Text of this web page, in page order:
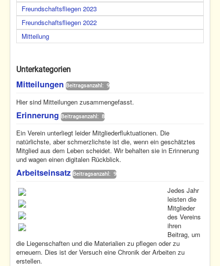
Freundschaftsfliegen 2023
Freundschaftsfliegen 2022
Mitteilung
Unterkategorien
Mitteilungen Beitragsanzahl: 9
Hier sind Mitteilungen zusammengefasst.
Erinnerung Beitragsanzahl: 8
Ein Verein unterliegt leider Mitgliederfluktuationen. Die
natürlichste, aber schmerzlichste ist die, wenn ein geschätztes
Mitglied aus dem Leben scheidet. Wir behalten sie in Erinnerung
und wagen einen digitalen Rückblick.
Arbeitseinsatz Beitragsanzahl: 9
Jedes Jahr
leisten die
Mitglieder
des Vereins
ihren
Beitrag, um
die Liegenschaften und die Materialien zu pflegen oder zu
erneuern. Dies ist der Versuch eine Chronik der Arbeiten zu
erstellen.